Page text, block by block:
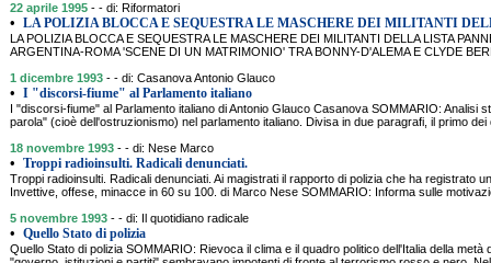
22 aprile 1995 - - di: Riformatori
• LA POLIZIA BLOCCA E SEQUESTRA LE MASCHERE DEI MILITANTI
LA POLIZIA BLOCCA E SEQUESTRA LE MASCHERE DEI MILITANTI DELLA LISTA
ARGENTINA-ROMA 'SCENE DI UN MATRIMONIO' TRA BONNY-D'ALEMA E CLYDE
1 dicembre 1993 - - di: Casanova Antonio Glauco
• I "discorsi-fiume" al Parlamento italiano
I "discorsi-fiume" al Parlamento italiano di Antonio Glauco Casanova SOMMARIO: Analisi
parola" (cioè dell'ostruzionismo) nel parlamento italiano. Divisa in due paragrafi, il primo dei
18 novembre 1993 - - di: Nese Marco
• Troppi radioinsulti. Radicali denunciati.
Troppi radioinsulti. Radicali denunciati. Ai magistrati il rapporto di polizia che ha registrato
Invettive, offese, minacce in 60 su 100. di Marco Nese SOMMARIO: Informa sulle
5 novembre 1993 - - di: Il quotidiano radicale
• Quello Stato di polizia
Quello Stato di polizia SOMMARIO: Rievoca il clima e il quadro politico dell'Italia della metà